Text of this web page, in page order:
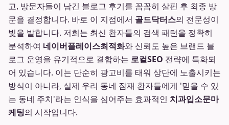
고, 방문자들이 남긴 블로그 후기를 꼼꼼히 살핀 후 최종 방
문을 결정합니다. 바로 이 지점에서 골드닥터스의 전문성이
빛을 발합니다. 저희는 최신 환자들의 검색 패턴을 정확히
분석하여 네이버플레이스최적화와 신뢰도 높은 브랜드 블
로그 운영을 유기적으로 결합하는 로컬SEO 전략에 특화되
어 있습니다. 이는 단순히 광고비를 태워 상단에 노출시키는
방식이 아니라, 실제 우리 동네 잠재 환자들에게 '믿을 수 있
는 동네 주치'라는 인식을 심어주는 효과적인 치과입소문마
케팅의 시작입니다.